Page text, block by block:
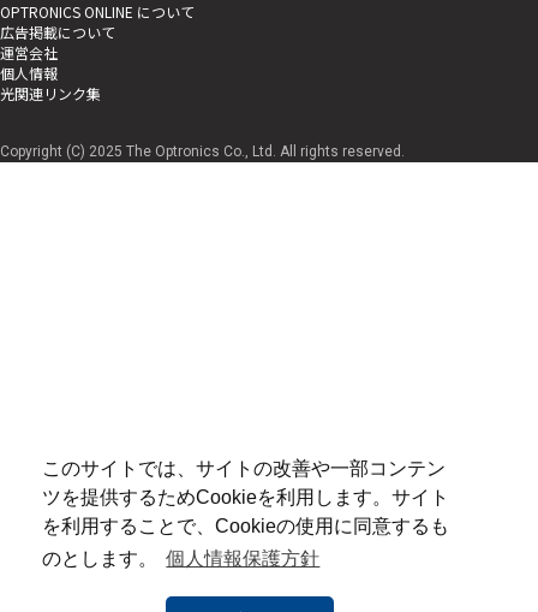
このサイトでは、サイトの改善や一部コンテン
ツを提供するためCookieを利用します。サイト
を利用することで、Cookieの使用に同意するも
のとします。
個人情報保護方針
OPTRONICS ONLINE について
広告掲載について
運営会社
個人情報
光関連リンク集
Copyright (C) 2025 The Optronics Co., Ltd. All rights reserved.